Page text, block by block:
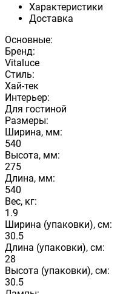
Характеристики
Доставка
Основные:
Бренд:
Vitaluce
Стиль:
Хай-тек
Интерьер:
Для гостиной
Размеры:
Ширина, мм:
540
Высота, мм:
275
Длина, мм:
540
Вес, кг:
1.9
Ширина (упаковки), см:
30.5
Длина (упаковки), см:
28
Высота (упаковки), см:
30.5